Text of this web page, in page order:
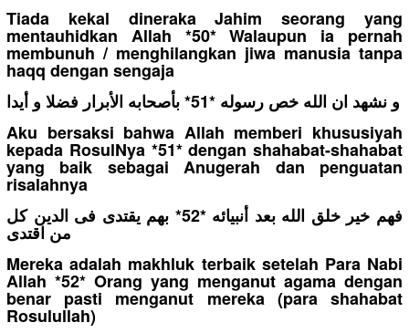
Tiada kekal dineraka Jahim seorang yang
mentauhidkan Allah *50* Walaupun ia pernah
membunuh / menghilangkan jiwa manusia tanpa
haqq dengan sengaja
و نشهد ان الله خص رسوله *51* بأصحابه الأبرار فضلا و أيدا
Aku bersaksi bahwa Allah memberi khususiyah
kepada RosulNya *51* dengan shahabat-shahabat
yang baik sebagai Anugerah dan penguatan
risalahnya
فهم خير خلق الله بعد أنبيائه *52* بهم يقتدى فى الدين كل
من اقتدى
Mereka adalah makhluk terbaik setelah Para Nabi
Allah *52* Orang yang menganut agama dengan
benar pasti menganut mereka (para shahabat
Rosulullah)